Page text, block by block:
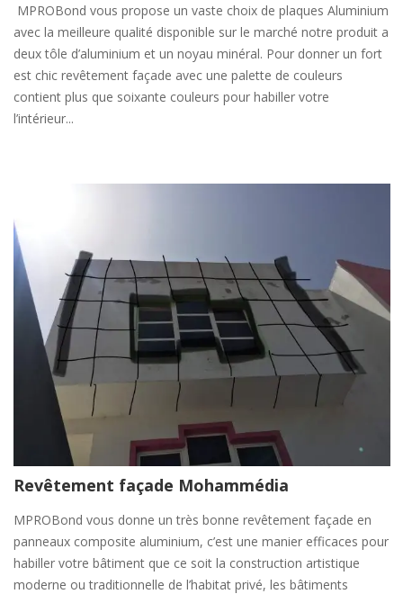
MPROBond vous propose un vaste choix de plaques Aluminium
avec la meilleure qualité disponible sur le marché notre produit a
deux tôle d’aluminium et un noyau minéral. Pour donner un fort
est chic revêtement façade avec une palette de couleurs
contient plus que soixante couleurs pour habiller votre
l’intérieur...
Revêtement façade Mohammédia
MPROBond vous donne un très bonne revêtement façade en
panneaux composite aluminium, c’est une manier efficaces pour
habiller votre bâtiment que ce soit la construction artistique
moderne ou traditionnelle de l’habitat privé, les bâtiments